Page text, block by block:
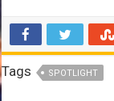
Tags SPOTLIGHT